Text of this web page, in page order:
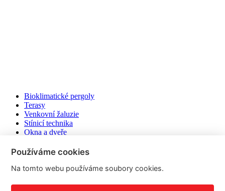
Bioklimatické pergoly
Terasy
Venkovní žaluzie
Stínicí technika
Okna a dveře
Markýzy
Používáme cookies
Na tomto webu používáme soubory cookies.